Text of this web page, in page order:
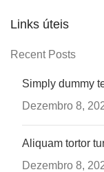
Links úteis
Recent Posts
Simply dummy
Dezembro 8,
Aliquam tortor
Dezembro 8,